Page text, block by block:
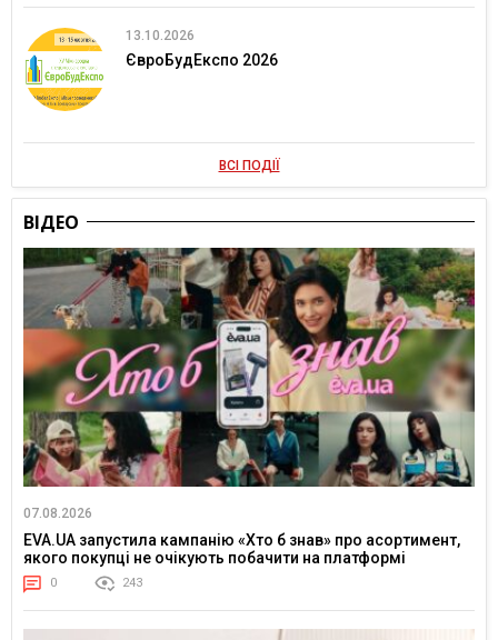
13.10.2026
ЄвроБудЕкспо 2026
ВСІ ПОДІЇ
ВІДЕО
07.08.2026
EVA.UA запустила кампанію «Хто б знав» про асортимент,
якого покупці не очікують побачити на платформі
0 243